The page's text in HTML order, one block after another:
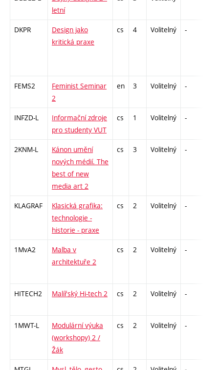
letní
DKPR
Design jako
kritická praxe
cs 4 Volitelný -
FEMS2
Feminist Seminar
2
en 3 Volitelný -
INFZD-L
Informační zdroje
pro studenty VUT
cs 1 Volitelný -
2KNM-L
Kánon umění
nových médií. The
best of new
media art 2
cs 3 Volitelný -
KLAGRAF
Klasická grafika:
technologie -
historie - praxe
cs 2 Volitelný -
1MvA2
Malba v
architektuře 2
cs 2 Volitelný -
HITECH2 Malířský Hi-tech 2 cs 2 Volitelný -
1MWT-L
Modulární výuka
(workshopy) 2 /
Žák
cs 2 Volitelný -